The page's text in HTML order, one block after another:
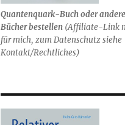
Quantenquark-Buch oder
Bücher bestellen(Affiliate-Link
für mich, zum Datenschutz siehe
Kontakt/Rechtliches)